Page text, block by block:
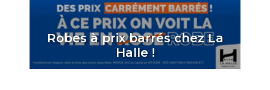
Robes à prix barrés chez La
Halle !